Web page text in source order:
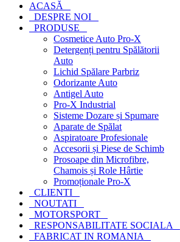
ACASĂ
DESPRE NOI
PRODUSE
Cosmetice Auto Pro-X
Detergenți pentru Spălătorii
Auto
Lichid Spălare Parbriz
Odorizante Auto
Antigel Auto
Pro-X Industrial
Sisteme Dozare și Spumare
Aparate de Spălat
Aspiratoare Profesionale
Accesorii și Piese de Schimb
Prosoape din Microfibre,
Chamois și Role Hârtie
Promoționale Pro-X
CLIENTI
NOUTATI
MOTORSPORT
RESPONSABILITATE SOCIALA
FABRICAT IN ROMANIA